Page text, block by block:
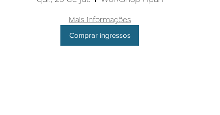
Mais informações
Comprar ingressos